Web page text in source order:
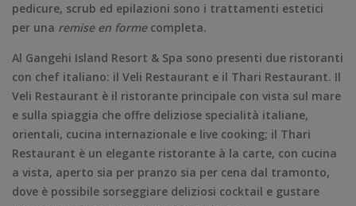
pedicure, scrub ed epilazioni sono i trattamenti estetici
per una remise en formecompleta.
Al Gangehi Island Resort & Spa sono presenti due ristoranti
con chef italiano: il Veli Restaurant e il Thari Restaurant. Il
Veli Restaurant è il ristorante principale con vista sul mare
e sulla spiaggia che offre deliziose specialità italiane,
orientali, cucina internazionale e live cooking; il Thari
Restaurant è un elegante ristorante à la carte, con cucina
a vista, aperto sia per pranzo sia per cena dal tramonto,
dove è possibile sorseggiare deliziosi cocktail e gustare